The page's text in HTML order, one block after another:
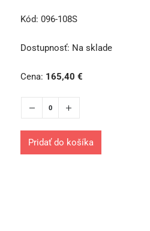
Kód: 096-108S
Dostupnosť: Na sklade
Cena: 165,40 €
Pridať do košíka